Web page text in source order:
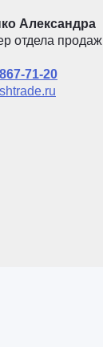
Александра
отдела продаж
71-20